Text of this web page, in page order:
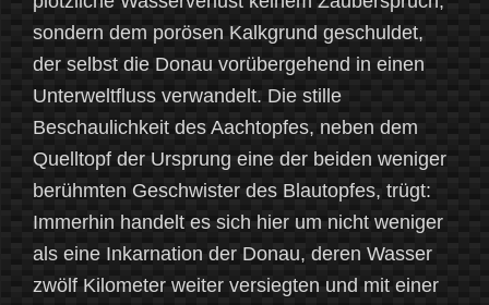
sondern dem porösen Kalkgrund geschuldet,
der selbst die Donau vorübergehend in einen
Unterweltfluss verwandelt. Die stille
Beschaulichkeit des Aachtopfes, neben dem
Quelltopf der Ursprung eine der beiden weniger
berühmten Geschwister des Blautopfes, trügt:
Immerhin handelt es sich hier um nicht weniger
als eine Inkarnation der Donau, deren Wasser
zwölf Kilometer weiter versiegten und mit einer